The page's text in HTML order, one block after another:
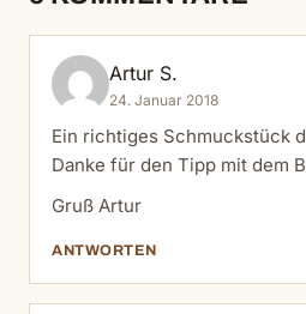
Artur S.
24. Januar 2018
Ein richtiges Schmuckstück
Danke für den Tipp mit dem
Gruß Artur
ANTWORTEN